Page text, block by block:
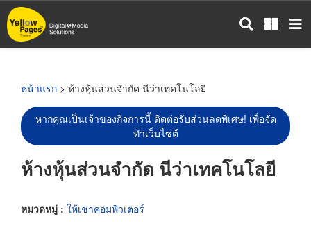
ข้าม
ไป
หน้าแรก > ห้างหุ้นส่วนจำกัด นีว่าเทคโนโลยี
หากคุณเป็นเจ้าของกิจการนี้ ติดต่อรับส่วนลดพิเศษ! เพื่อจัด
ทำเว็บไซต์
ห้างหุ้นส่วนจำกัด นีว่าเทคโนโลยี
หมวดหมู่ : ให้เช่าคอมพิวเตอร์